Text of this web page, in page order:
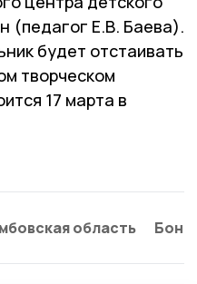
(педагог Е.В. Баева).
будет отстаивать
творческом
17 марта в
область